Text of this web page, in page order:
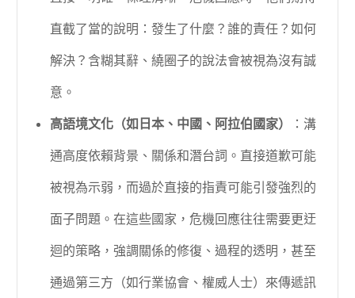
直截了當的說明：發生了什麼？誰的責任？如何
解決？含糊其辭、繞圈子的說法會被視為沒有誠
意。
高語境文化（如日本、中國、阿拉伯國家）
：溝
通高度依賴背景、關係和潛台詞。直接道歉可能
被視為示弱，而過於直接的指責可能引發強烈的
面子問題。在這些國家，危機回應往往需要更迂
迴的策略，強調關係的修復、過程的透明，甚至
通過第三方（如行業協會、權威人士）來傳遞訊